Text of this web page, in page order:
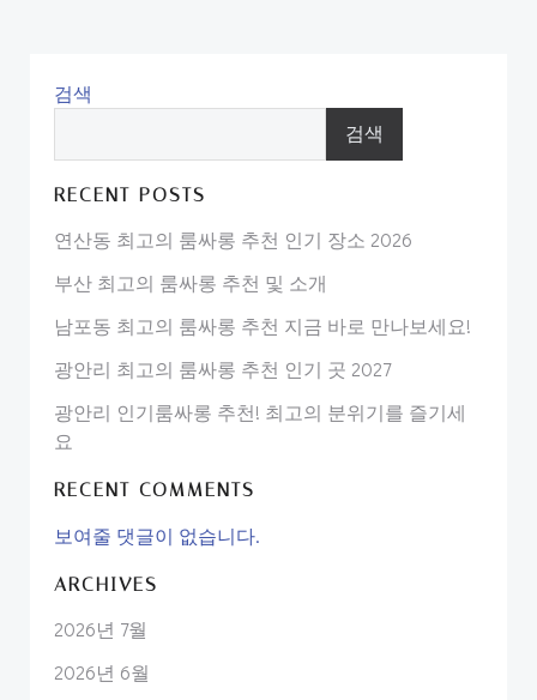
검색
검색
RECENT POSTS
연산동 최고의 룸싸롱 추천 인기 장소 2026
부산 최고의 룸싸롱 추천 및 소개
남포동 최고의 룸싸롱 추천 지금 바로 만나보세요!
광안리 최고의 룸싸롱 추천 인기 곳 2027
광안리 인기룸싸롱 추천! 최고의 분위기를 즐기세
요
RECENT COMMENTS
보여줄 댓글이 없습니다.
ARCHIVES
2026년 7월
2026년 6월